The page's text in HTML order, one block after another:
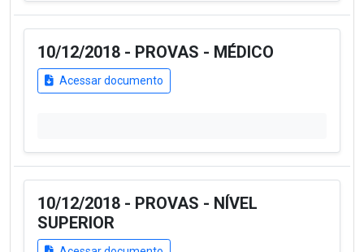
10/12/2018 - PROVAS - MÉDICO
Acessar documento
10/12/2018 - PROVAS - NÍVEL
SUPERIOR